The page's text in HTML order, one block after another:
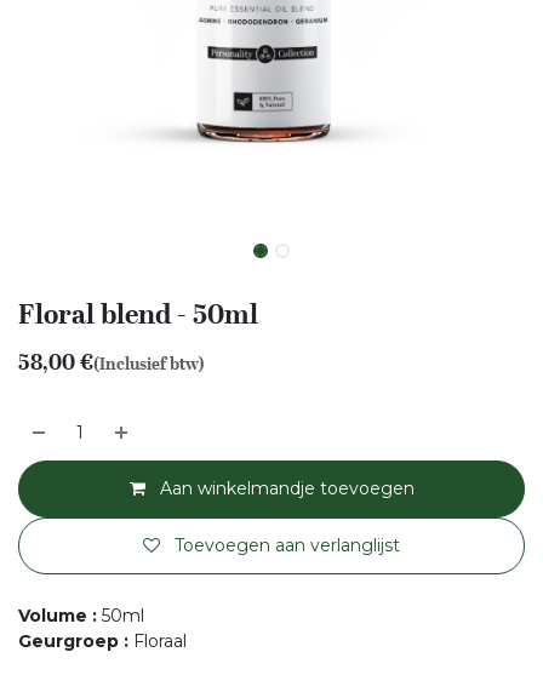
Floral blend - 50ml
58,00€(Inclusief btw)
Aan winkelmandje toevoegen
Toevoegen aan verlanglijst
Volume : 50ml
Geurgroep : Floraal